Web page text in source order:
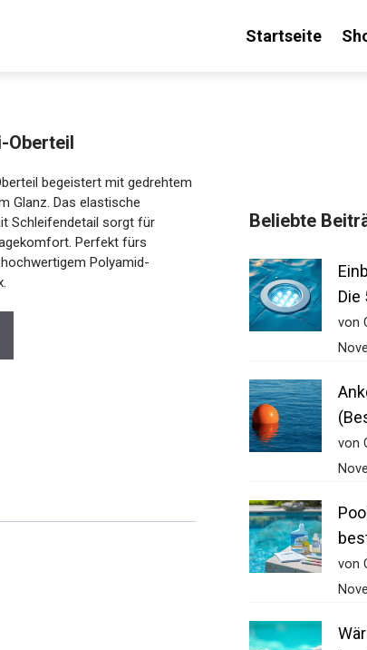
Startseite
Oberteil
begeistert mit gedrehtem
Glanz. Das elastische
Schleifendetail sorgt für
Perfekt fürs
Polyamid-
Beliebte
Die
von
von
von